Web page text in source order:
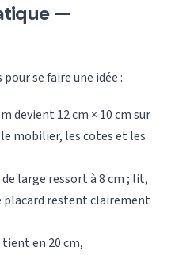
—
se faire une idée :
devient 12 cm × 10 cm sur
mobilier, les cotes et les
large ressort à 8 cm ; lit,
placard restent clairement
en 20 cm,